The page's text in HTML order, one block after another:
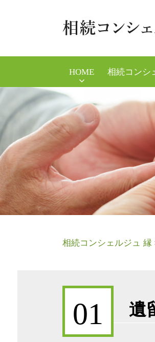
HOME 相続コンシ
相続コンシェルジュ 縁
01 遺